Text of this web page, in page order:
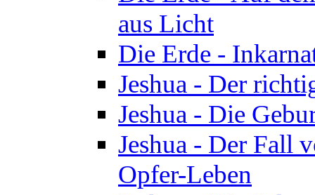
aus Licht
Die Erde -
Jeshua - Der
Jeshua - Die
Jeshua - Der Fall
Opfer-Leben